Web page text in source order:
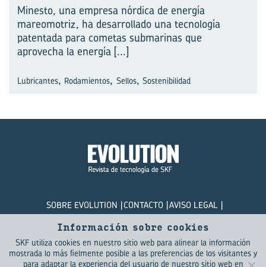
Minesto, una empresa nórdica de energía
mareomotriz, ha desarrollado una tecnología
pa⁠tentada para cometas submarinas que
aprovecha la energía [...]
Lubricantes, Rodamientos, Sellos, Sostenibilidad
SOBRE EVOLUTION CONTACTO AVISO LEGAL
POLÍTICA DE PRIVACIDAD
© SKF Evolution 2026
Información sobre cookies
SKF utiliza cookies en nuestro sitio web para alinear la información
mostrada lo más fielmente posible a las preferencias de los visitantes y
para adaptar la experiencia del usuario de nuestro sitio web en